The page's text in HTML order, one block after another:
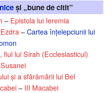
și „bune de citit”
– Epistola lui Ieremia
–Cartea înțelepciunii lui
lui Sirah (Ecclesiasticul)
și a sfărâmării lui Bel
– III Macabei